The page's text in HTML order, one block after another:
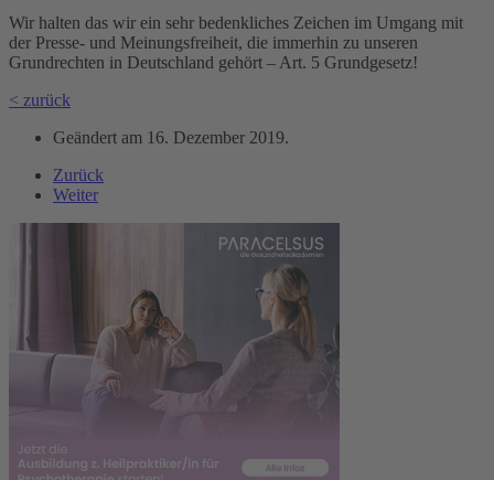
Wir halten das wir ein sehr bedenkliches Zeichen im Umgang mit
der Presse- und Meinungsfreiheit, die immerhin zu unseren
Grundrechten in Deutschland gehört – Art. 5 Grundgesetz!
< zurück
Geändert am 16. Dezember 2019.
Zurück
Weiter